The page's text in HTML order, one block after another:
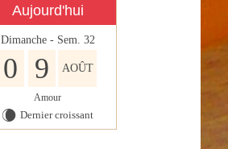
Aujourd'hui
Dimanche - Sem. 32
0 9 AOÛT
Amour
W Dernier croissant